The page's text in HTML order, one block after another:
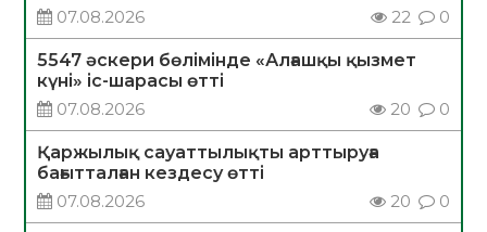
07.08.2026
22 0
5547 әскери бөлімінде «Алғашқы қызмет
күні» іс-шарасы өтті
07.08.2026
20 0
Қаржылық сауаттылықты арттыруға
бағытталған кездесу өтті
07.08.2026
20 0